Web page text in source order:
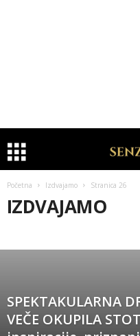
Početna Izdvajamo Stranica 26
IZDVAJAMO
SPEKTAKULARNA
VEČE OKUPILA